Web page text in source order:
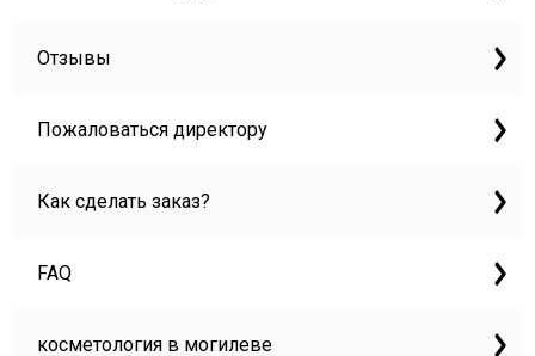
Отзывы
Пожаловаться директору
Как сделать заказ?
FAQ
косметология в могилеве